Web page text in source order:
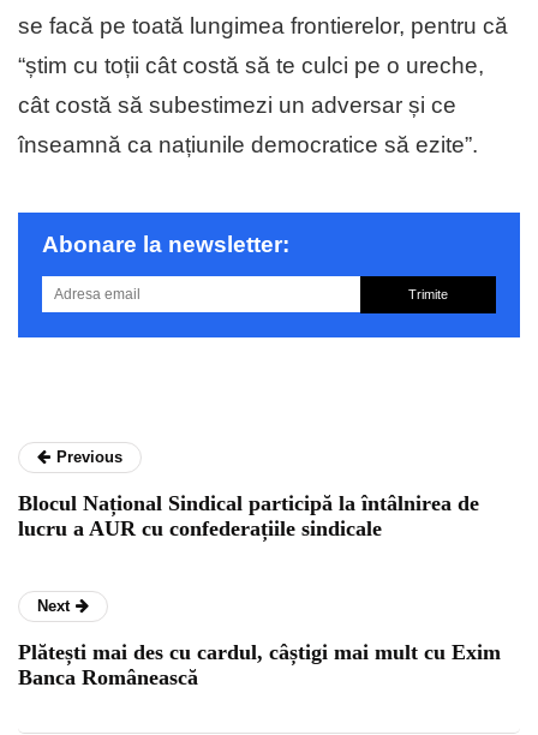
se facă pe toată lungimea frontierelor, pentru că
“știm cu toții cât costă să te culci pe o ureche,
cât costă să subestimezi un adversar și ce
înseamnă ca națiunile democratice să ezite”.
Abonare la newsletter:
Trimite
Previous
Blocul Național Sindical participă la întâlnirea de
lucru a AUR cu confederațiile sindicale
Next
Plătești mai des cu cardul, câștigi mai mult cu Exim
Banca Românească